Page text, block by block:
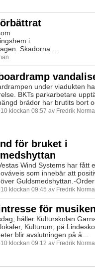
i
Skadorna ...
under viadukten
BKTs parkarbetare
brädor har brutits bort
klockan 08:57 av Fredrik
för bruket i
Wind Systems har fått
som innebär att
Guldsmedshyttan.-
klockan 09:45 av Fredrik
för
håller Kulturskolan
Kulturum, på
blir avslutningen på å...
klockan 09:12 av Fredrik